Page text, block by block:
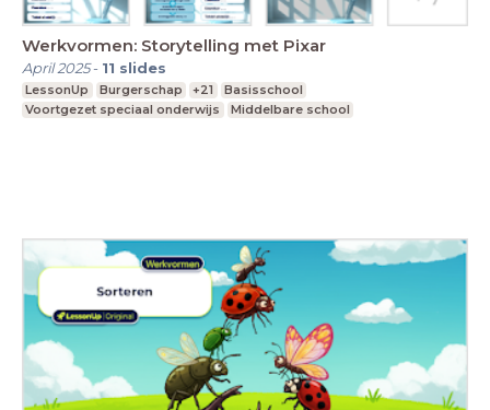
Werkvormen: Storytelling met Pixar
April 2025- 11 slides
LessonUp Burgerschap +21
Basisschool
Voortgezet speciaal onderwijs
Middelbare school